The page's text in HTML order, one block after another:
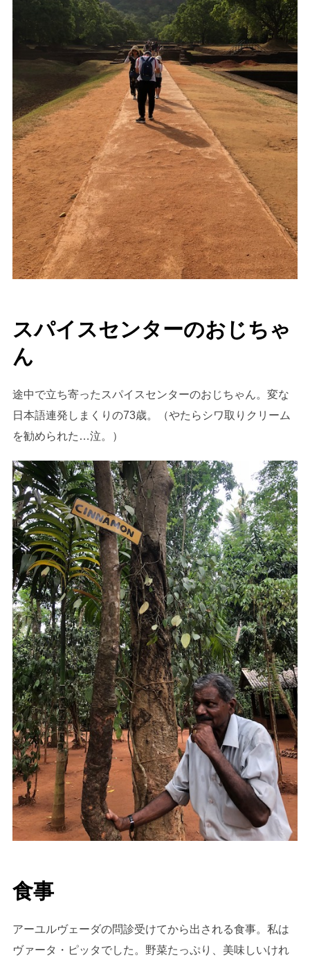
スパイスセンターのおじちゃ
ん
途中で立ち寄ったスパイスセンターのおじちゃん。変な
日本語連発しまくりの73歳。（やたらシワ取りクリーム
を勧められた…泣。）
食事
アーユルヴェーダの問診受けてから出される食事。私は
ヴァータ・ピッタでした。野菜たっぷり、美味しいけれ